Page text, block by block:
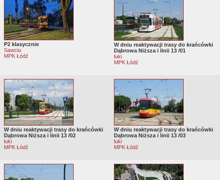
P2 klasycznie
Sawciu
MPK Łódź
W dniu reaktywacji trasy do krańcówki
Dąbrowa Niższa i linii 13 /01
luki
MPK Łódź
W dniu reaktywacji trasy do krańcówki
Dąbrowa Niższa i linii 13 /02
luki
MPK Łódź
W dniu reaktywacji trasy do krańcówki
Dąbrowa Niższa i linii 13 /03
luki
MPK Łódź